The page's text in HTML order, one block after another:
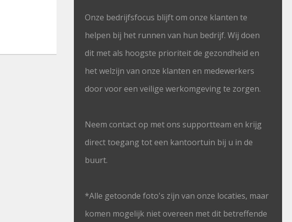
Onze bedrijfsfocus blijft om onze klanten te
helpen bij het runnen van hun bedrijf. Wij doen
dit met als hoogste prioriteit de gezondheid en
het welzijn van onze klanten en medewerkers
door voor een veilige werkomgeving te zorgen.
Neem contact op met ons supportteam en krijg
direct toegang tot een kantoortuin bij u in de
buurt.
*Alle getoonde foto's zijn van onze locaties, maar
komen mogelijk niet overeen met dit betreffende